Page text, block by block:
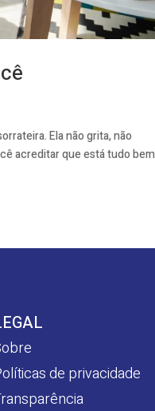
Ela não grita, não
acreditar que está tudo bem
de privacidade